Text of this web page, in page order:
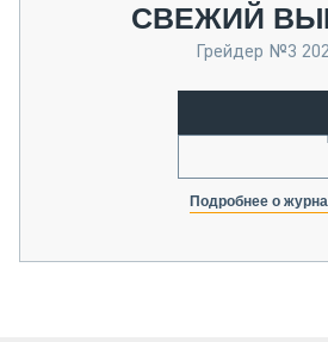
СВЕЖИЙ
Грейдер №3
Подробнее о